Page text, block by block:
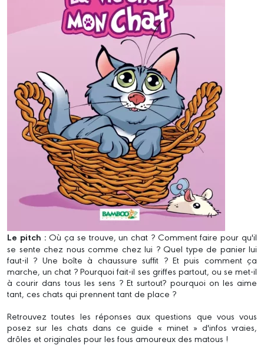
Le pitch : Où ça se trouve, un chat ? Comment faire pour qu'il
se sente chez nous comme chez lui ? Quel type de panier lui
faut-il ? Une boîte à chaussure suffit ? Et puis comment ça
marche, un chat ? Pourquoi fait-il ses griffes partout, ou se met-il
à courir dans tous les sens ? Et surtout? pourquoi on les aime
tant, ces chats qui prennent tant de place ?
Retrouvez toutes les réponses aux questions que vous vous
posez sur les chats dans ce guide « minet » d'infos vraies,
drôles et originales pour les fous amoureux des matous !